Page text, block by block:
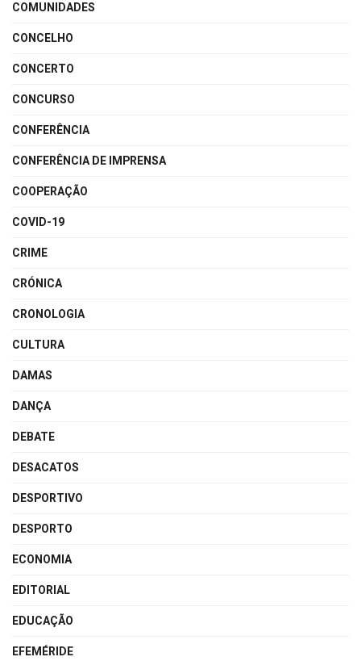
COMUNIDADES
CONCELHO
CONCERTO
CONCURSO
CONFERÊNCIA
CONFERÊNCIA DE IMPRENSA
COOPERAÇÃO
COVID-19
CRIME
CRÓNICA
CRONOLOGIA
CULTURA
DAMAS
DANÇA
DEBATE
DESACATOS
DESPORTIVO
DESPORTO
ECONOMIA
EDITORIAL
EDUCAÇÃO
EFEMÉRIDE